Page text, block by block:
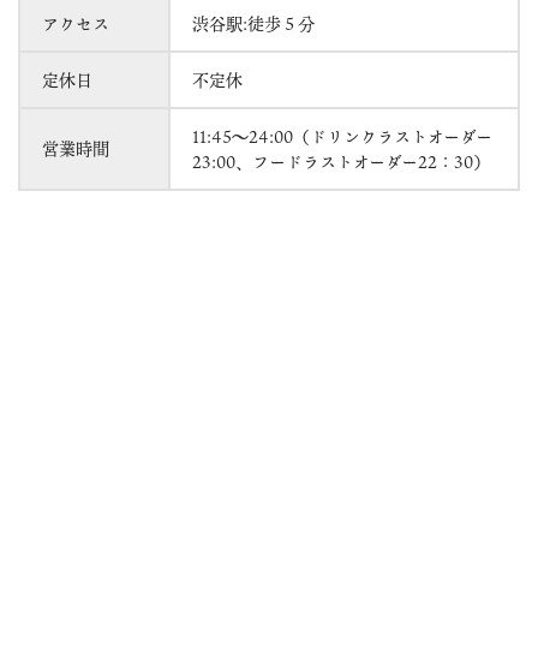
アクセス 渋谷駅:徒歩５分
定休日 不定休
営業時間
11:45～24:00（ドリンクラストオーダー
23:00、フードラストオーダー22：30）